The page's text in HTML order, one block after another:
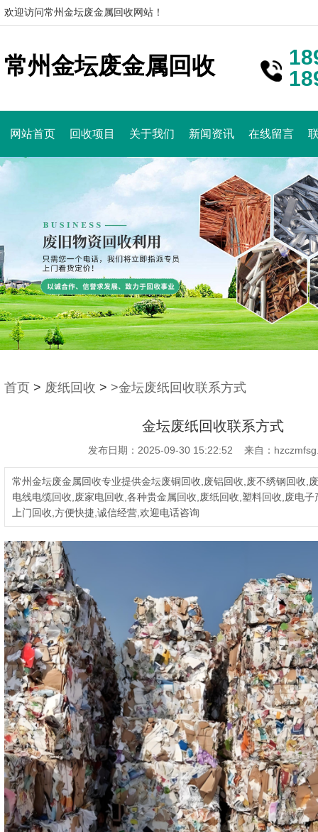
欢迎访问常州金坛废金属回收网站！
常州金坛废金属回收
网站首页 回收项目 关于我们 新闻资讯 在线留言
首页 > 废纸回收 > >金坛废纸回收联系方式
金坛废纸回收联系方式
发布日期：2025-09-30 15:22:52 来自：
常州金坛废金属回收专业提供金坛废铜回收,废铝回收,废不绣钢回收,
电线电缆回收,废家电回收,各种贵金属回收,废纸回收,塑料回收,废电
上门回收,方便快捷,诚信经营,欢迎电话咨询